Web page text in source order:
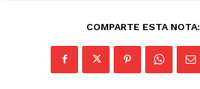
COMPARTE ESTA NOTA: